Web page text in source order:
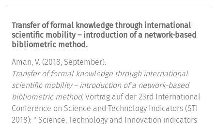
Transfer of formal knowledge through international
scientific mobility – introduction of a network-based
bibliometric method.
Aman, V. (2018, September).
Transfer of formal knowledge through international
scientific mobility – introduction of a network-based
bibliometric method. Vortrag auf der 23rd International
Conference on Science and Technology Indicators (STI
2018): " Science, Technology and Innovation indicators